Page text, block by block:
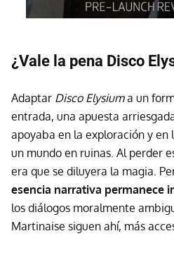
¿Vale la pena Disco
Adaptar Disco Elysiuma un
entrada, una apuesta
apoyaba en la exploración y en
un mundo en ruinas. Al perder
era que se diluyera la magia.
esencia narrativa permanece
los diálogos moralmente
Martinaise siguen ahí, más